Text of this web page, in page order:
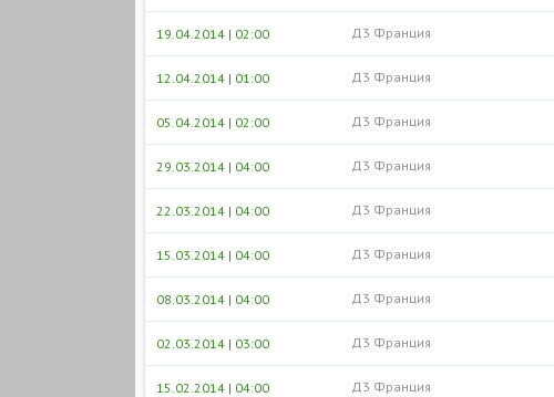
19.04.2014 | 02:00 Д3 Франция
12.04.2014 | 01:00 Д3 Франция
05.04.2014 | 02:00 Д3 Франция
29.03.2014 | 04:00 Д3 Франция
22.03.2014 | 04:00 Д3 Франция
15.03.2014 | 04:00 Д3 Франция
08.03.2014 | 04:00 Д3 Франция
02.03.2014 | 03:00 Д3 Франция
15.02.2014 | 04:00 Д3 Франция